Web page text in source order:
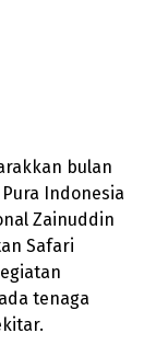
bulan
Indonesia
Zainuddin
Safari
tenaga